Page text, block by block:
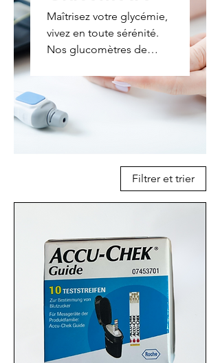
Maîtrisez votre glycémie,
vivez en toute sérénité.
Nos glucomètres de
conçus pour offrir des
résultats rapides, précis
et faciles à lire. Que vous
soyez diabétique ou que
simplement surveiller
votre taux de sucre, nosFiltrer et trier